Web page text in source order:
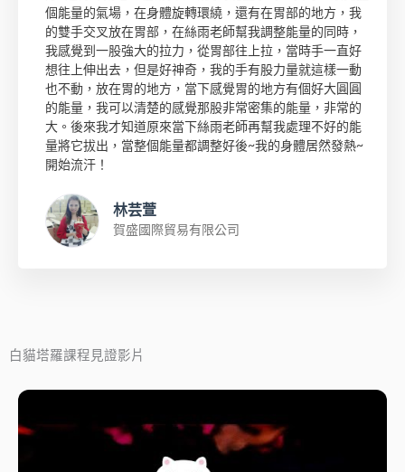
個能量的氣場，在身體旋轉環繞，還有在胃部的地方，我
的雙手交叉放在胃部，在絲雨老師幫我調整能量的同時，
我感覺到一股強大的拉力，從胃部往上拉，當時手一直好
想往上伸出去，但是好神奇，我的手有股力量就這樣一動
也不動，放在胃的地方，當下感覺胃的地方有個好大圓圓
的能量，我可以清楚的感覺那股非常密集的能量，非常的
大。後來我才知道原來當下絲雨老師再幫我處理不好的能
量將它拔出，當整個能量都調整好後~我的身體居然發熱~
開始流汗！
林芸萱
賀盛國際貿易有限公司
白貓塔羅課程見證影片